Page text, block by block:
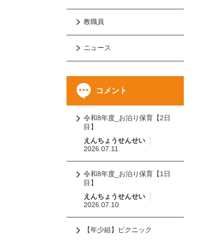
教職員
ニュース
コメント
令和8年度_お泊り保育【2日
目】
えんちょうせんせい
2026.07.11
令和8年度_お泊り保育【1日
目】
えんちょうせんせい
2026.07.10
【年少組】ピクニック